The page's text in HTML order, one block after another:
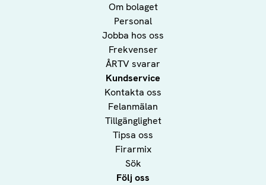
Om bolaget
Personal
Jobba hos oss
Frekvenser
ÅRTV svarar
Kundservice
Kontakta oss
Felanmälan
Tillgänglighet
Tipsa oss
Firarmix
Sök
Följ oss